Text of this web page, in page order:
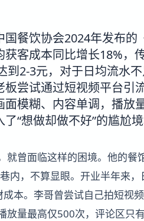
餐饮协会2024年发布的
客成本同比增长18%，
到2-3元，对于日均流水
尝试通过短视频平台引
模糊、内容单调，播放
“想做却做不好”的尴尬境
曾面临这样的困境。他的餐
内，不算显眼。开业半年来
本。李哥曾尝试自己拍短视
放量最高仅500次，评论区只